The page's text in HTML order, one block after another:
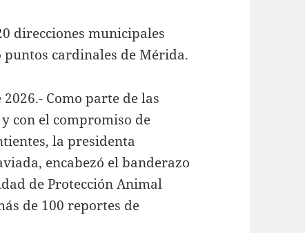
direcciones municipales
cardinales de Mérida.
Como parte de las
con el compromiso de
la presidenta
encabezó el banderazo
de Protección Animal
de 100 reportes de